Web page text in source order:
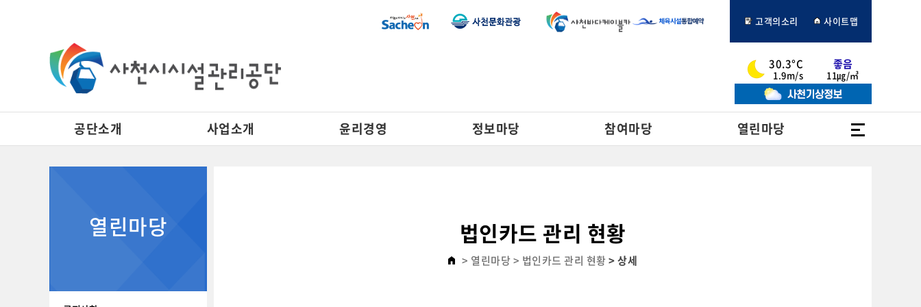
고객의소리 사이트맵
30.3°C
1.9m/s
좋음
11㎍/㎥
공단소개 사업소개 윤리경영 정보마당 참여마당 열린마당
열린마당 법인카드 관리 현황
> 열린마당> 법인카드 관리 현황> 상세